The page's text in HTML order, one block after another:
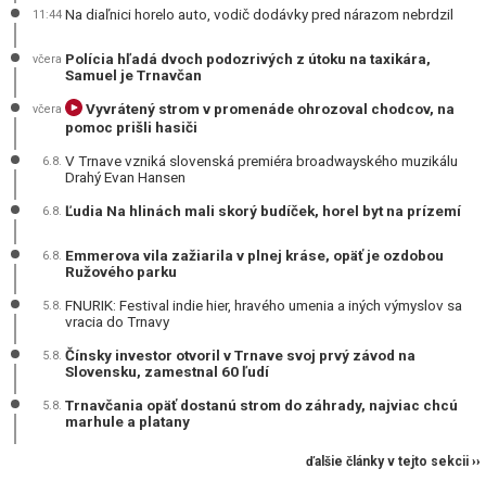
11:44 Na diaľnici horelo auto, vodič dodávky pred nárazom nebrdzil
včera Polícia hľadá dvoch podozrivých z útoku na taxikára,
Samuel je Trnavčan
včera
Vyvrátený strom v promenáde ohrozoval chodcov, na
pomoc prišli hasiči
6.8. V Trnave vzniká slovenská premiéra broadwayského muzikálu
Drahý Evan Hansen
6.8. Ľudia Na hlinách mali skorý budíček, horel byt na prízemí
6.8. Emmerova vila zažiarila v plnej kráse, opäť je ozdobou
Ružového parku
5.8. FNURIK: Festival indie hier, hravého umenia a iných výmyslov sa
vracia do Trnavy
5.8. Čínsky investor otvoril v Trnave svoj prvý závod na
Slovensku, zamestnal 60 ľudí
5.8. Trnavčania opäť dostanú strom do záhrady, najviac chcú
marhule a platany
ďalšie články v tejto sekcii ››